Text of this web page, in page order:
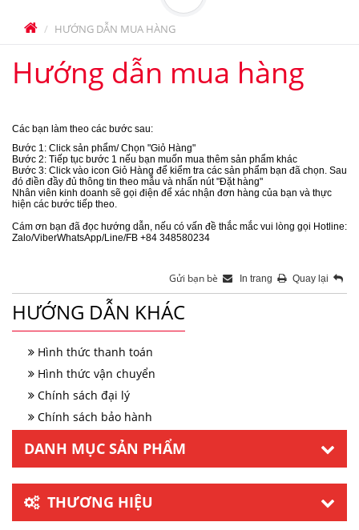
HƯỚNG DẪN MUA HÀNG
Hướng dẫn mua hàng
Các bạn làm theo các bước sau:
Bước 1: Click sản phẩm/ Chọn "Giỏ Hàng"
Bước 2: Tiếp tục bước 1 nếu bạn muốn mua thêm sản phẩm khác
Bước 3: Click vào icon Giỏ Hàng để kiểm tra các sản phẩm bạn đã chọn. Sau
đó điền đầy đủ thông tin theo mẫu và nhấn nút "Đặt hàng"
Nhân viên kinh doanh sẽ gọi điện để xác nhận đơn hàng của bạn và thực
hiện các bước tiếp theo.
Cám ơn bạn đã đọc hướng dẫn, nếu có vấn đề thắc mắc vui lòng gọi Hotline:
Zalo/ViberWhatsApp/Line/FB +84 348580234
Gửi bạn bè In trang Quay lại
HƯỚNG DẪN KHÁC
Hình thức thanh toán
Hình thức vận chuyển
Chính sách đại lý
Chính sách bảo hành
DANH MỤC SẢN PHẨM
THƯƠNG HIỆU